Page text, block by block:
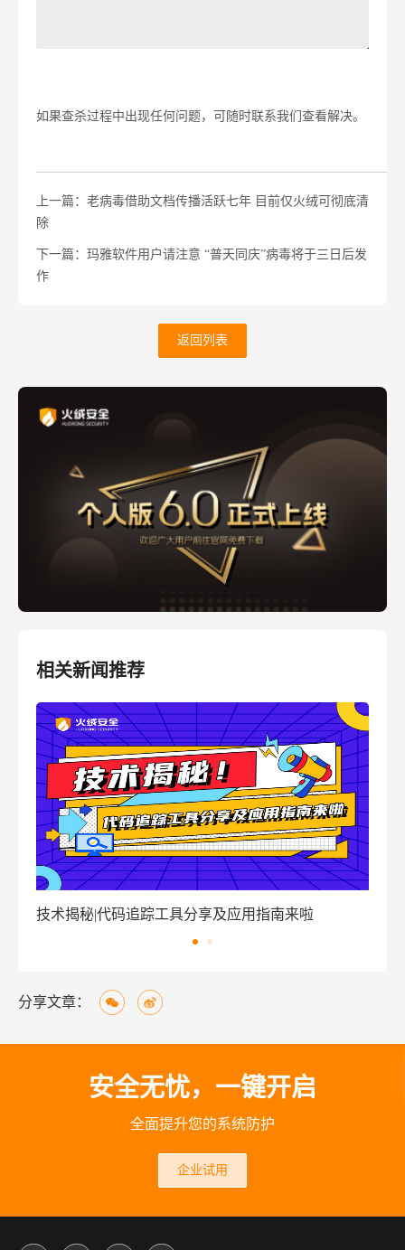
如果查杀过程中出现任何问题，可随时联系我们查看解决。
上一篇：老病毒借助文档传播活跃七年 目前仅火绒可彻底清
除
下一篇：玛雅软件用户请注意 “普天同庆”病毒将于三日后发
作
返回列表
相关新闻推荐
来啦 窃密病毒伪装Windows激活程序 盗取用户资
分享文章：
安全无忧，一键开启
全面提升您的系统防护
企业试用